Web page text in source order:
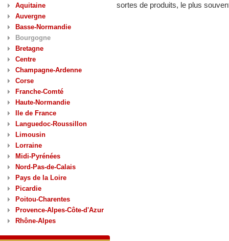
Aquitaine
Auvergne
Basse-Normandie
Bourgogne
Bretagne
Centre
Champagne-Ardenne
Corse
Franche-Comté
Haute-Normandie
Ile de France
Languedoc-Roussillon
Limousin
Lorraine
Midi-Pyrénées
Nord-Pas-de-Calais
Pays de la Loire
Picardie
Poitou-Charentes
Provence-Alpes-Côte-d'Azur
Rhône-Alpes
sortes de produits, le plus